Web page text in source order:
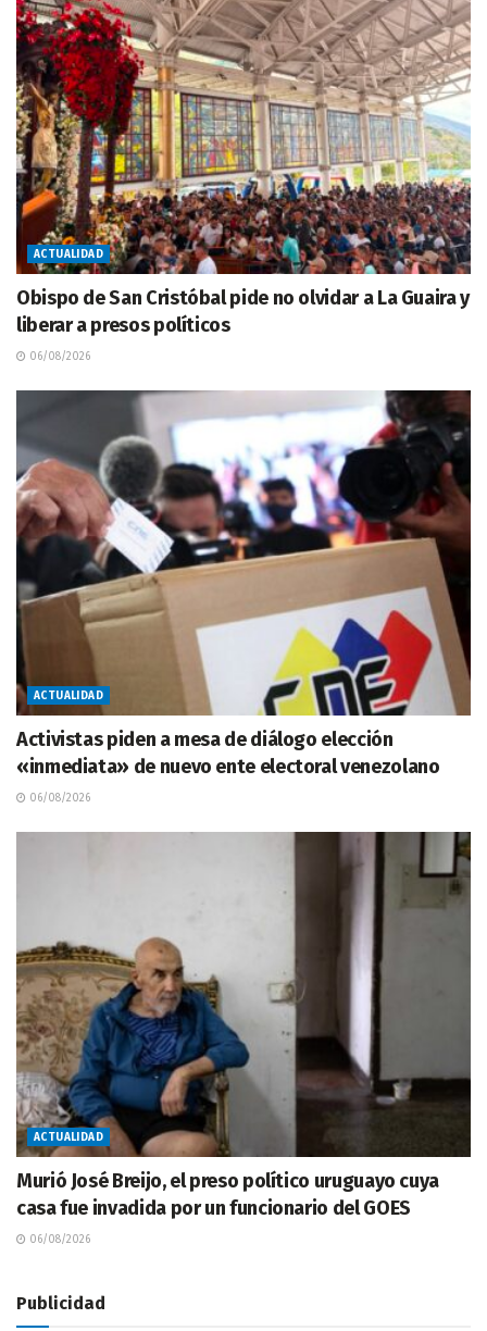
ACTUALIDAD
Obispo de San Cristóbal pide no olvidar a La Guaira y
liberar a presos políticos
06/08/2026
ACTUALIDAD
Activistas piden a mesa de diálogo elección
«inmediata» de nuevo ente electoral venezolano
06/08/2026
ACTUALIDAD
Murió José Breijo, el preso político uruguayo cuya
casa fue invadida por un funcionario del GOES
06/08/2026
Publicidad